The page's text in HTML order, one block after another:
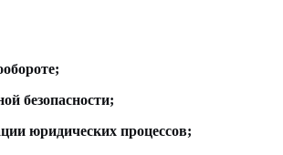
безопасности;
юридических процессов;